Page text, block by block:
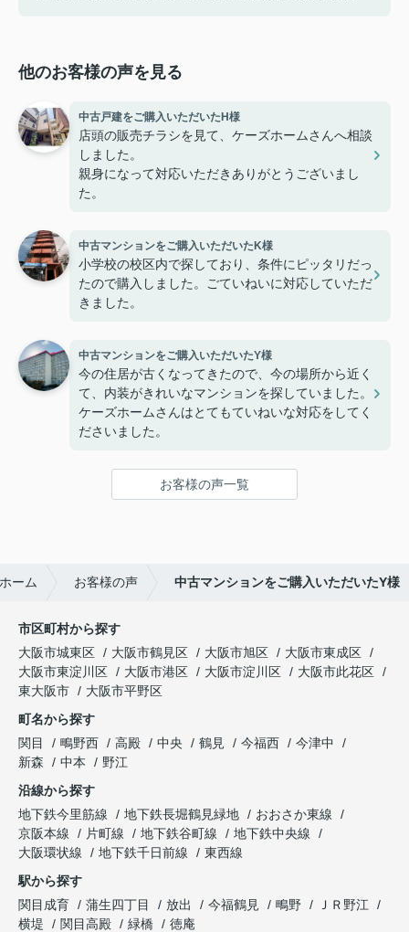
他のお客様の声を見る
中古戸建をご購入いただいたH様
店頭の販売チラシを見て、ケーズホームさんへ相談
しました。
親身になって対応いただきありがとうございまし
た。
中古マンションをご購入いただいたK様
小学校の校区内で探しており、条件にピッタリだっ
たので購入しました。ごていねいに対応していただ
きました。
中古マンションをご購入いただいたY様
今の住居が古くなってきたので、今の場所から近く
て、内装がきれいなマンションを探していました。
ケーズホームさんはとてもていねいな対応をしてく
ださいました。
お客様の声一覧
ーム お客様の声 中古マンションをご購入いただいたY様
市区町村から探す
大阪市城東区
大阪市鶴見区 大阪市旭区
大阪市東成区
大阪市東淀川区
大阪市港区 大阪市淀川区
大阪市此花区
東大阪市
大阪市平野区
町名から探す
関目
鴫野西 高殿 中央 鶴見 今福西
今津中
新森
中本
野江
沿線から探す
地下鉄今里筋線
地下鉄長堀鶴見緑地
おおさか東線
京阪本線
片町線 地下鉄谷町線
地下鉄中央線
大阪環状線
地下鉄千日前線
東西線
駅から探す
関目成育
蒲生四丁目 放出 今福鶴見 鴫野
ＪＲ野江
横堤
関目高殿 緑橋 徳庵